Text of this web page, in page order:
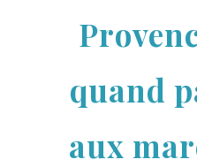
quand
aux